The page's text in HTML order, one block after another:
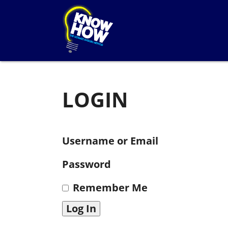
LOGIN
Username or Email
Password
Remember Me